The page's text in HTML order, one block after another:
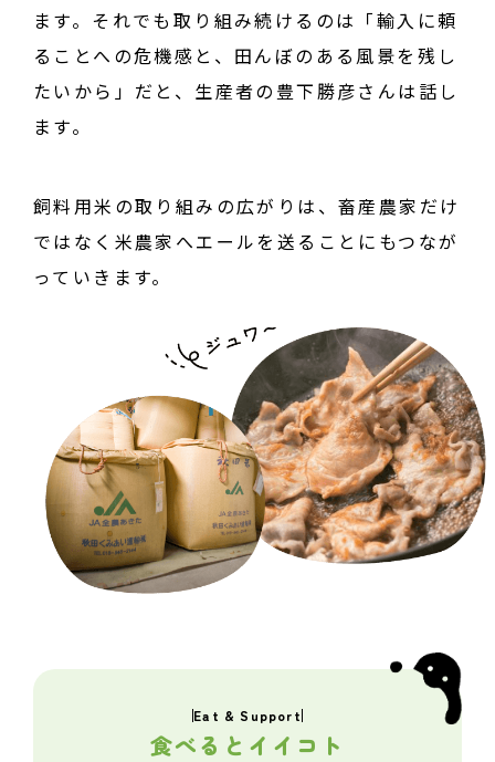
ます。それでも取り組み続けるのは「輸入に頼
ることへの危機感と、田んぼのある風景を残し
たいから」だと、生産者の豊下勝彦さんは話し
ます。
飼料用米の取り組みの広がりは、畜産農家だけ
ではなく米農家へエールを送ることにもつなが
っていきます。
Eat & Support
食べるとイイコト